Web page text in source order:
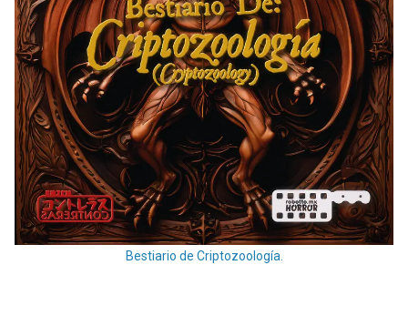
Bestiario de Criptozoología.